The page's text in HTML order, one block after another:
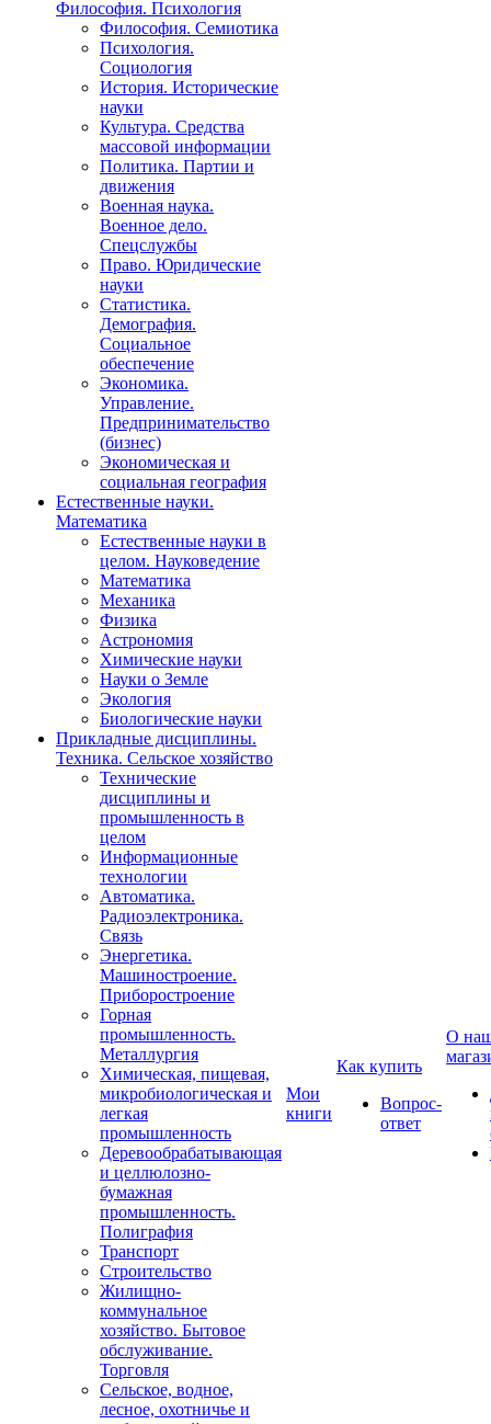
Философия. Психология
Философия. Семиотика
Психология.
Социология
История. Исторические
науки
Культура. Средства
массовой информации
Политика. Партии и
движения
Военная наука.
Военное дело.
Спецслужбы
Право. Юридические
науки
Статистика.
Демография.
Социальное
обеспечение
Экономика.
Управление.
Предпринимательство
(бизнес)
Экономическая и
социальная география
Естественные науки.
Математика
Естественные науки в
целом. Науковедение
Математика
Механика
Физика
Астрономия
Химические науки
Науки о Земле
Экология
Биологические науки
Прикладные дисциплины.
Техника. Сельское хозяйство
Технические
дисциплины и
промышленность в
целом
Информационные
технологии
Автоматика.
Радиоэлектроника.
Связь
Энергетика.
Машиностроение.
Приборостроение
Горная
промышленность.
Металлургия
Химическая, пищевая,
микробиологическая и
легкая
промышленность
Деревообрабатывающая
и целлюлозно-
бумажная
промышленность.
Полиграфия
Транспорт
Строительство
Жилищно-
коммунальное
хозяйство. Бытовое
обслуживание.
Торговля
Сельское, водное,
лесное, охотничье и
Мои
книги
Как купить
Вопрос-
ответ
О